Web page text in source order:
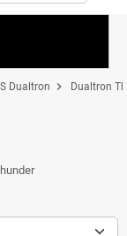
Dualtron chevron_right Dualtron